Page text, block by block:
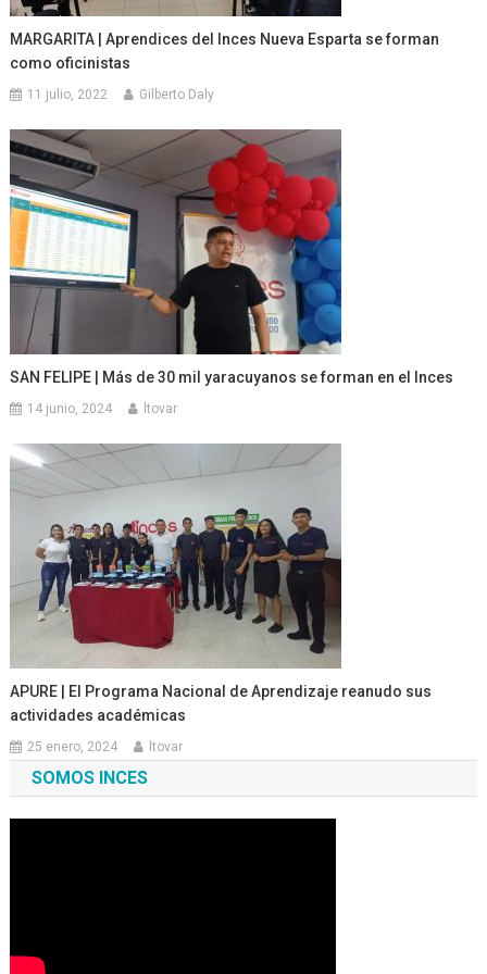
MARGARITA | Aprendices del Inces Nueva Esparta se forman
como oficinistas
11 julio, 2022 Gilberto Daly
SAN FELIPE | Más de 30 mil yaracuyanos se forman en el Inces
14 junio, 2024 ltovar
APURE | El Programa Nacional de Aprendizaje reanudo sus
actividades académicas
25 enero, 2024 ltovar
SOMOS INCES